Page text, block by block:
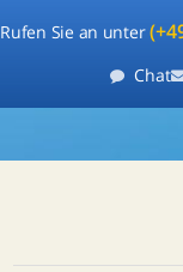
Rufen Sie an unter
Chat